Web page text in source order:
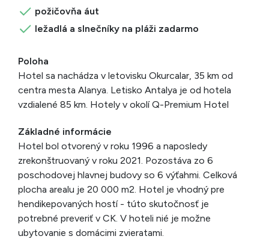
požičovňa áut
ležadlá a slnečníky na pláži zadarmo
Poloha
Hotel sa nachádza v letovisku Okurcalar, 35 km od
centra mesta Alanya. Letisko Antalya je od hotela
vzdialené 85 km. Hotely v okolí Q-Premium Hotel
Základné informácie
Hotel bol otvorený v roku 1996 a naposledy
zrekonštruovaný v roku 2021. Pozostáva zo 6
poschodovej hlavnej budovy so 6 výťahmi. Celková
plocha arealu je 20 000 m2. Hotel je vhodný pre
hendikepovaných hostí - túto skutočnosť je
potrebné preveriť v CK. V hoteli nié je možne
ubytovanie s domácimi zvieratami.